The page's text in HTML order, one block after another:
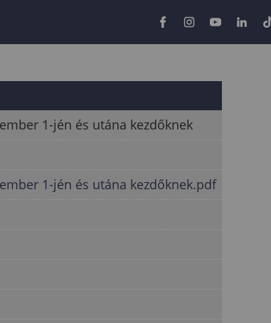
1-jén és utána kezdőknek
1-jén és utána kezdőknek.pdf